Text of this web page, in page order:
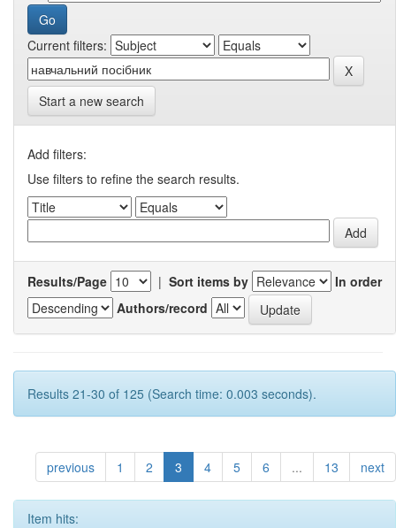
Current filters:
Start a new search
Add filters:
Use filters to refine the search results.
Results/Page | Sort items by
In order
Authors/record
Results 21-30 of 125 (Search time: 0.003 seconds).
previous 1 2 3 4 5 6 ... 13 next
Item hits: